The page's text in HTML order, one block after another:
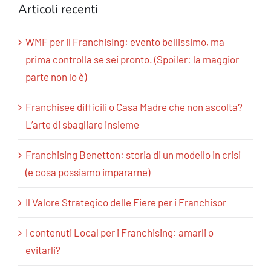
Articoli recenti
WMF per il Franchising: evento bellissimo, ma
prima controlla se sei pronto. (Spoiler: la maggior
parte non lo è)
Franchisee difficili o Casa Madre che non ascolta?
L’arte di sbagliare insieme
Franchising Benetton: storia di un modello in crisi
(e cosa possiamo impararne)
Il Valore Strategico delle Fiere per i Franchisor
I contenuti Local per i Franchising: amarli o
evitarli?